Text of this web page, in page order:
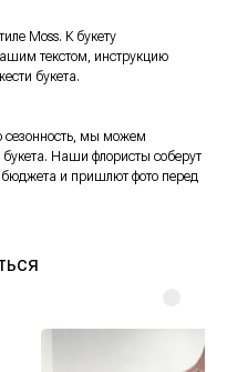
Moss. К букету
текстом, инструкцию
букета.
сезонность, мы можем
Наши флористы соберут
и пришлют фото перед